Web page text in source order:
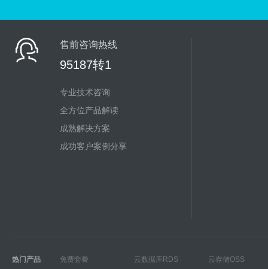
售前咨询热线
95187转1
专业技术咨询
全方位产品解读
成熟解决方案
成功客户案例分享
热门产品 免费套餐 云数据库RDS
云存储OSS